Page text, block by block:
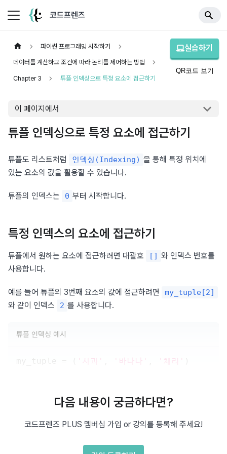
코드프렌즈
파이썬 프로그래밍 시작하기
데이터를 계산하고 조건에 따라 논리를 제어하는 방법
Chapter 3 튜플 인덱싱으로 특정 요소에 접근하기
실습하기
QR코드 보기
이 페이지에서
튜플 인덱싱으로 특정 요소에 접근하기
튜플도 리스트처럼 인덱싱(Indexing) 을 통해 특정 위치에
있는 요소의 값을 활용할 수 있습니다.
튜플의 인덱스는 0 부터 시작합니다.
특정 인덱스의 요소에 접근하기
튜플에서 원하는 요소에 접근하려면 대괄호 [] 와 인덱스 번호를
사용합니다.
예를 들어 튜플의 3번째 요소의 값에 접근하려면 my_tuple[2]
와 같이 인덱스 2 를 사용합니다.
튜플 인덱싱 예시
'사과' '바나나' '체리'
first_element = my_tuple[0]
# 사과 출력
print("first_element:" first_element
# 세 번째 요소 접근
다음 내용이 궁금하다면?
코드프렌즈 PLUS 멤버십 가입 or 강의를 등록해 주세요!